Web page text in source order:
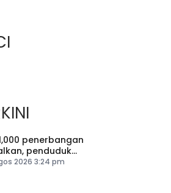
penerbangan
penduduk
persediaan
2026 3:24 pm